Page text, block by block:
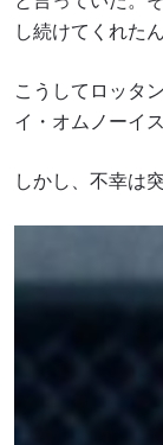
し続けてくれたん
こうしてロッタ
イ・オムノーイ
しかし、不幸は